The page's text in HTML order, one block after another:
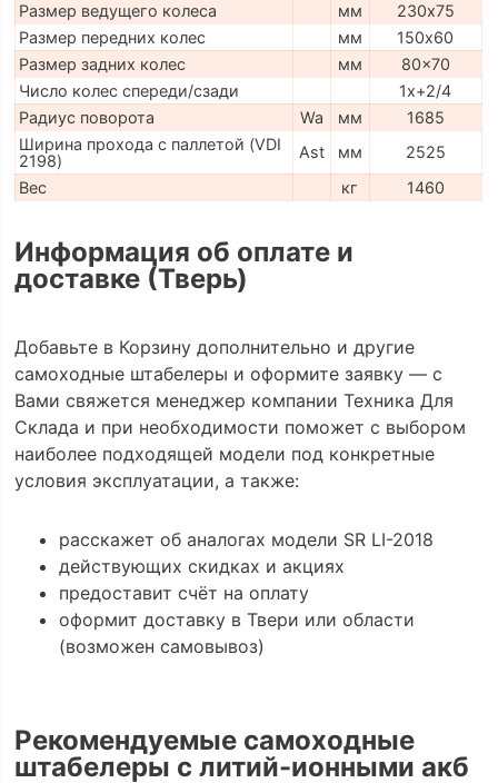
Размер ведущего колеса
мм
230х75
Размер передних колес
мм
150х60
Размер задних колес
мм
80x70
Число колес спереди/сзади
1x+2/4
Радиус поворота
Wa мм
1685
Ширина прохода с паллетой (VDI
2198)
Ast мм
2525
Вес
кг 1460
Информация об оплате и
доставке (Тверь)
Добавьте в Корзину дополнительно и другие
самоходные штабелеры и оформите заявку — с
Вами свяжется менеджер компании Техника Для
Склада и при необходимости поможет с выбором
наиболее подходящей модели под конкретные
условия эксплуатации, а также:
расскажет об аналогах модели SR LI-2018
действующих скидках и акциях
предоставит счёт на оплату
оформит доставку в Твери или области
(возможен самовывоз)
Рекомендуемые самоходные
штабелеры с литий-ионными акб